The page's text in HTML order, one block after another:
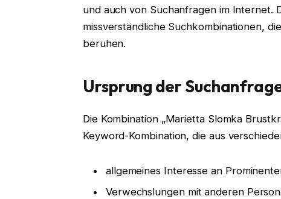
und auch von Suchanfragen im Internet.
missverständliche Suchkombinationen,
beruhen.
Ursprung der
Die Kombination „Marietta Slomka
Keyword-Kombination, die aus
allgemeines Interesse an
Verwechslungen mit anderen